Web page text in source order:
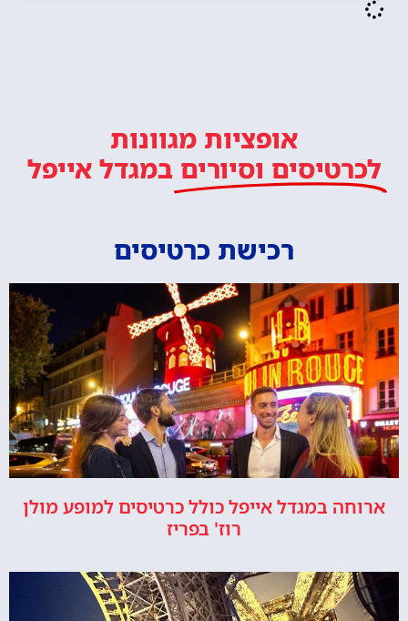
אופציות מגוונות
לכרטיסים וסיורים במגדל אייפל
רכישת כרטיסים
ארוחה במגדל אייפל כולל כרטיסים למופע מולן
רוז' בפריז